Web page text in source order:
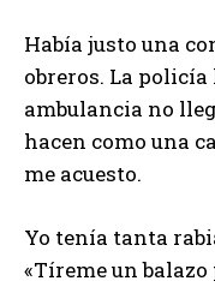
Había justo una
obreros. La
ambulancia no
hacen como una
me acuesto.
Yo tenía tanta
«Tíreme un